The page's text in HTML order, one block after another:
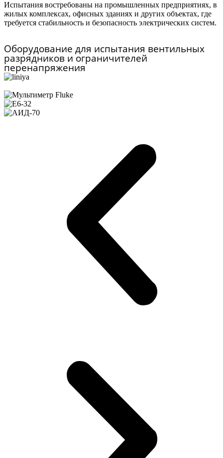
Испытания востребованы на промышленных предприятиях, в
жилых комплексах, офисных зданиях и других объектах, где
требуется стабильность и безопасность электрических систем.
Оборудование для испытания вентильных
разрядников и ограничителей
перенапряжения